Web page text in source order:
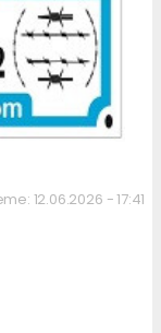
12.06.2026 - 17:41